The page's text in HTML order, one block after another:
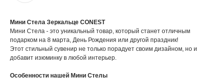
Мини Стела Зеркальце CONEST
Мини Стела - это уникальный товар, который станет отличным
подарком на 8 марта, День Рождения или другой праздник!
Этот стильный сувенир не только порадует своим дизайном, но и
добавит изюминку в любой интерьер.
Особенности нашей Мини Стелы